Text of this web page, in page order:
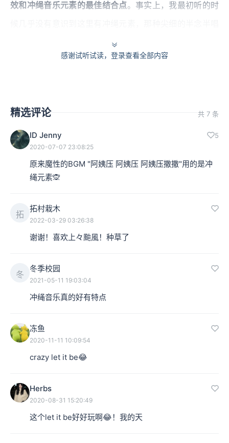
效和冲绳音乐元素的最佳结合点。事实上，我最初听的时
的女声是在各种冲绳流行音乐里都会听到的。
“花：每个人心中的花”（花〜すべての人の心に花を〜），
年的作品。（周的翻唱是1993年。）
本集编辑：夏夏
感谢试听试读，登录查看全部内容
精选评论 共 7 条
ID Jenny 5
2020-07-07 23:08:25
原来魔性的BGM "阿姨压 阿姨压 阿姨压撒撒"用的是冲
绳元素🙊
拓
拓村栽木
2022-03-29 03:26:38
谢谢！喜欢上々颱風！种草了
冬
冬季校园
2021-05-11 19:03:04
冲绳音乐真的好有特点
冻鱼
2020-11-11 10:09:54
crazy let it be😂
Herbs
2020-08-31 15:20:49
这个let it be好好玩啊😂！我的天